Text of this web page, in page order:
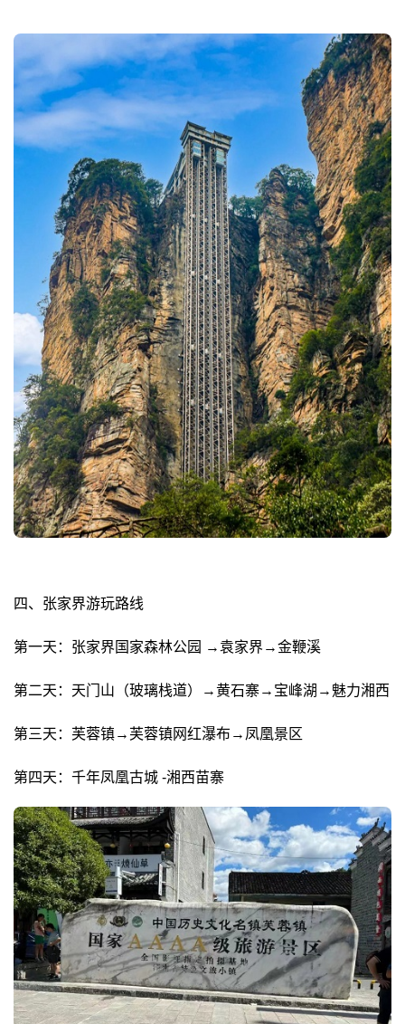
四、张家界游玩路线
第一天：张家界国家森林公园 →袁家界→金鞭溪
第二天：天门山（玻璃栈道）→黄石寨→宝峰湖→魅力湘西
第三天：芙蓉镇→芙蓉镇网红瀑布→凤凰景区
第四天：千年凤凰古城 -湘西苗寨